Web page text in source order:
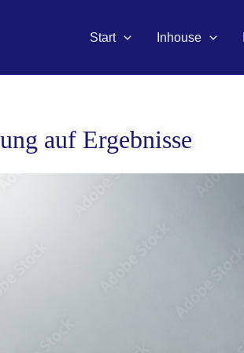
Start Inhouse
auf Ergebnisse